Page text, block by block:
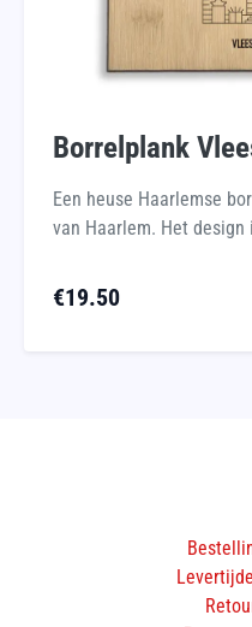
Borrelplank
Een heuse Haarlemse
van Haarlem. Het
€19.50